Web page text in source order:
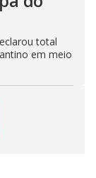
total
em meio